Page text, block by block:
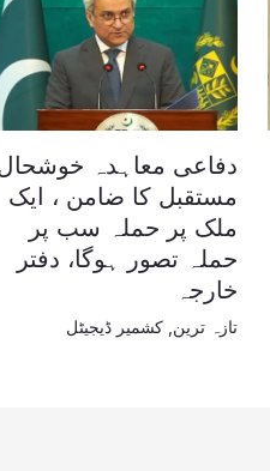
دفاعی معاہدہ
مستقبل کا ضامن ، ایک
ملک پر حملہ سب پر
حملہ تصور ہوگا، دفتر
خارجہ
تازہ ترین ,کشمیر ڈیجیٹل